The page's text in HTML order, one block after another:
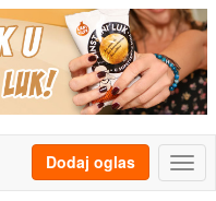
Dodaj oglas